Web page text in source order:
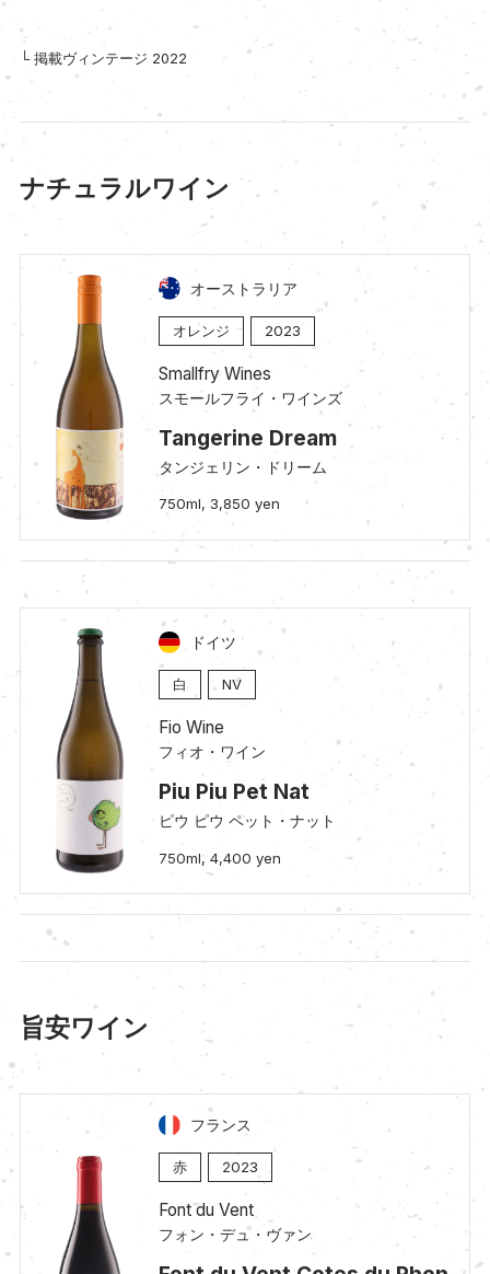
└ 掲載ヴィンテージ 2022
ナチュラルワイン
オーストラリア
オレンジ 2023
Smallfry Wines
スモールフライ・ワインズ
Tangerine Dream
タンジェリン・ドリーム
750ml, 3,850 yen
ドイツ
白 NV
Fio Wine
フィオ・ワイン
Piu Piu Pet Nat
ピウ ピウ ペット・ナット
750ml, 4,400 yen
旨安ワイン
フランス
赤 2023
Font du Vent
フォン・デュ・ヴァン